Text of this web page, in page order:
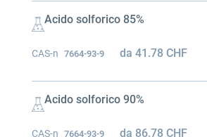
Acido solforico 85%
CAS-n 7664-93-9 da41.78CHF
Acido solforico 90%
CAS-n 7664-93-9 da 86.78CHF